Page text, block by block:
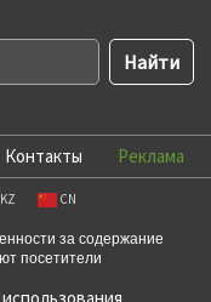
Контакты Реклама
KZ CN
за содержание
посетители